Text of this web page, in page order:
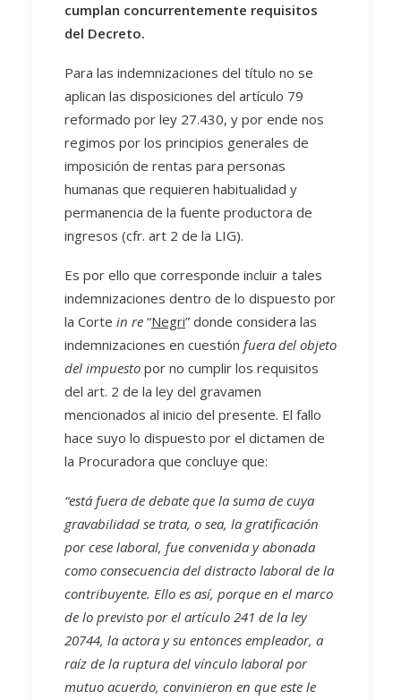
cumplan concurrentemente requisitos
del Decreto.
Para las indemnizaciones del título no se
aplican las disposiciones del artículo 79
reformado por ley 27.430, y por ende nos
regimos por los principios generales de
imposición de rentas para personas
humanas que requieren habitualidad y
permanencia de la fuente productora de
ingresos (cfr. art 2 de la LIG).
Es por ello que corresponde incluir a tales
indemnizaciones dentro de lo dispuesto por
la Corte in re “Negri” donde considera las
indemnizaciones en cuestión fuera del objeto
del impuesto por no cumplir los requisitos
del art. 2 de la ley del gravamen
mencionados al inicio del presente. El fallo
hace suyo lo dispuesto por el dictamen de
la Procuradora que concluye que:
“está fuera de debate que la suma de cuya
gravabilidad se trata, o sea, la gratificación
por cese laboral, fue convenida y abonada
como consecuencia del distracto laboral de la
contribuyente. Ello es así, porque en el marco
de lo previsto por el artículo 241 de la ley
20744, la actora y su entonces empleador, a
raíz de la ruptura del vínculo laboral por
mutuo acuerdo, convinieron en que este le